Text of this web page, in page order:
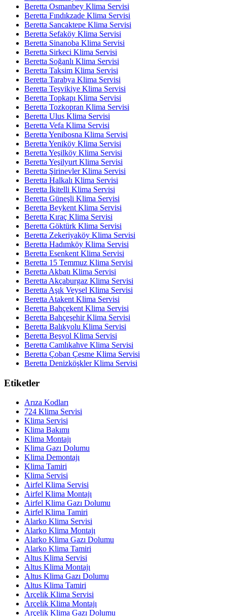
Beretta Osmanbey Klima Servisi
Beretta Fındıkzade Klima Servisi
Beretta Sancaktepe Klima Servisi
Beretta Sefaköy Klima Servisi
Beretta Sinanoba Klima Servisi
Beretta Sirkeci Klima Servisi
Beretta Soğanlı Klima Servisi
Beretta Taksim Klima Servisi
Beretta Tarabya Klima Servisi
Beretta Teşvikiye Klima Servisi
Beretta Topkapı Klima Servisi
Beretta Tozkopran Klima Servisi
Beretta Ulus Klima Servisi
Beretta Vefa Klima Servisi
Beretta Yenibosna Klima Servisi
Beretta Yeniköy Klima Servisi
Beretta Yeşilköy Klima Servisi
Beretta Yeşilyurt Klima Servisi
Beretta Şirinevler Klima Servisi
Beretta Halkalı Klima Servisi
Beretta İkitelli Klima Servisi
Beretta Güneşli Klima Servisi
Beretta Beykent Klima Servisi
Beretta Kıraç Klima Servisi
Beretta Göktürk Klima Servisi
Beretta Zekeriyaköy Klima Servisi
Beretta Hadımköy Klima Servisi
Beretta Esenkent Klima Servisi
Beretta 15 Temmuz Klima Servisi
Beretta Akbatı Klima Servisi
Beretta Akçaburgaz Klima Servisi
Beretta Aşık Veysel Klima Servisi
Beretta Atakent Klima Servisi
Beretta Bahçekent Klima Servisi
Beretta Bahçeşehir Klima Servisi
Beretta Balıkyolu Klima Servisi
Beretta Beşyol Klima Servisi
Beretta Camlıkahve Klima Servisi
Beretta Çoban Çesme Klima Servisi
Beretta Denizköşkler Klima Servisi
Etiketler
Arıza Kodları
724 Klima Servisi
Klima Servisi
Klima Bakımı
Klima Montajı
Klima Gazı Dolumu
Klima Demontajı
Klima Tamiri
Klima Servisi
Airfel Klima Servisi
Airfel Klima Montajı
Airfel Klima Gazı Dolumu
Airfel Klima Tamiri
Alarko Klima Servisi
Alarko Klima Montajı
Alarko Klima Gazı Dolumu
Alarko Klima Tamiri
Altus Klima Servisi
Altus Klima Montajı
Altus Klima Gazı Dolumu
Altus Klima Tamiri
Arçelik Klima Servisi
Arçelik Klima Montajı
Arçelik Klima Gazı Dolumu